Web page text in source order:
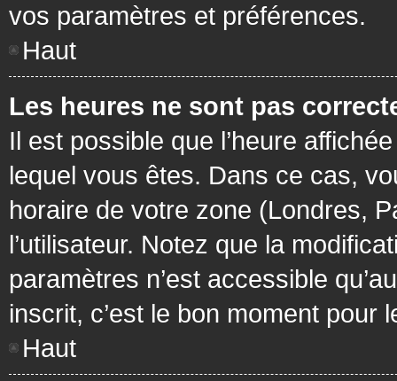
vos paramètres et préférences.
Haut
Les heures ne sont pas
Il est possible que l’heure
lequel vous êtes. Dans ce cas,
horaire de votre zone (Londres,
l’utilisateur. Notez que la
paramètres n’est accessible
inscrit, c’est le bon moment pour
Haut